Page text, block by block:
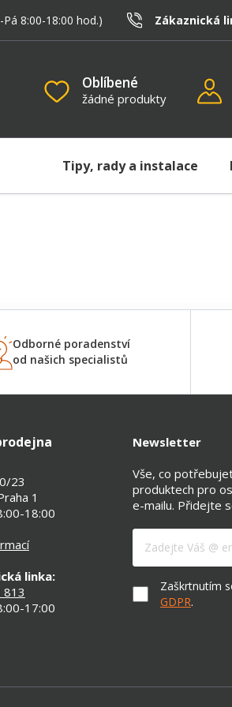
Pá 8:00-18:00 hod.) Zákaznická
Oblíbené
žádné produkty
Tipy, rady a instalace
Odborné poradenství
od našich specialistů
23
1
18:00
linka:
813
17:00
Newsletter
Vše, co
produktech pro
e-mailu. Přidejte
Váš e-mail
Zaškrtnutím
GDPR.